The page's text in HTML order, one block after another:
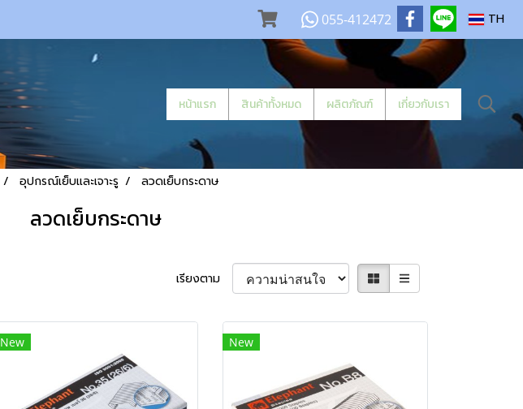
055-412472 TH
หน้าแรก สินค้าทั้งหมด ผลิตภัณฑ์ เกี่ยวกับเรา
อุปกรณ์เย็บและเจาะรู ลวดเย็บกระดาษ
ลวดเย็บกระดาษ
เรียงตาม
New New